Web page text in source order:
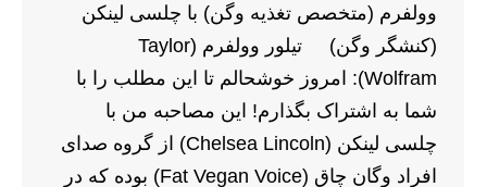
وولفرم (متخصص تغذیه وگن) با چلسی لینکن
(کنشگر وگن) تیلور وولفرم (Taylor
Wolfram): امروز خوشحالم تا این مطلب را با
شما به اشتراک بگذارم! این مصاحبه من با
چلسی لینکن (Chelsea Lincoln) از گروه صدای
افراد وگان­ چاق (Fat Vegan Voice) بوده که در